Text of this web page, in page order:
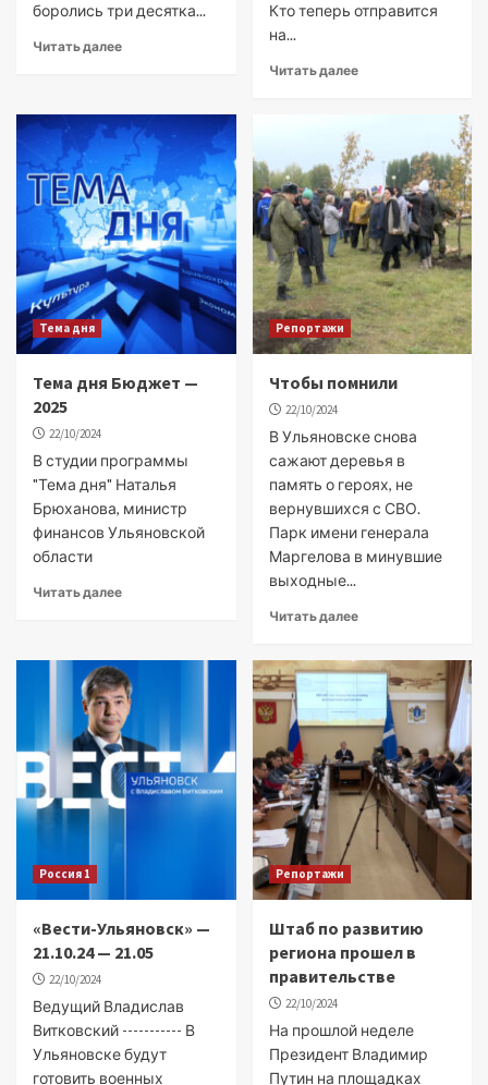
боролись три десятка...
Читать далее
Кто теперь отправится
на...
Читать далее
Тема дня
Тема дня Бюджет —
2025
22/10/2024
В студии программы
"Тема дня" Наталья
Брюханова, министр
финансов Ульяновской
области
Читать далее
Репортажи
Чтобы помнили
22/10/2024
В Ульяновске снова
сажают деревья в
память о героях, не
вернувшихся с СВО.
Парк имени генерала
Маргелова в минувшие
выходные...
Читать далее
Россия 1
«Вести-Ульяновск» —
21.10.24 — 21.05
22/10/2024
Ведущий Владислав
Витковский ----------- В
Ульяновске будут
готовить военных
Репортажи
Штаб по развитию
региона прошел в
правительстве
22/10/2024
На прошлой неделе
Президент Владимир
Путин на площадках